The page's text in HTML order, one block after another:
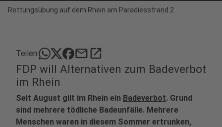
Rettungsübung auf dem Rhein am Paradiesstrand 2
Teilen: mailopen_in_new
FDP will Alternativen zum Badeverbot
im Rhein
Seit August gilt im Rhein ein Badeverbot. Grund
sind mehrere tödliche Badeunfälle. Mehrere
Menschen waren in diesem Sommer ertrunken,